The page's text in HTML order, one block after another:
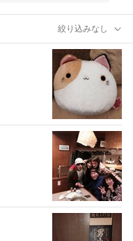
絞り込みなし